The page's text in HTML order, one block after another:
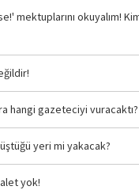
mektuplarını okuyalım!
hangi gazeteciyi vuracaktı?
yeri mi yakacak?
yok!